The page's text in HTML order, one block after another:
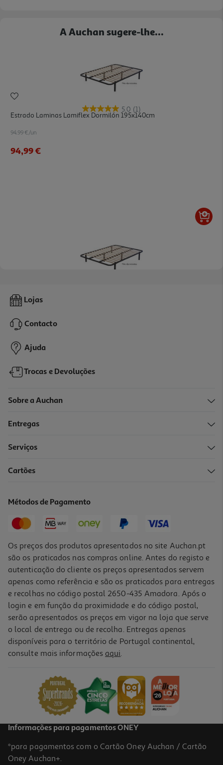
A Auchan sugere-lhe...
5.0 (1)
Estrado Laminas Lamiflex Dormilón 195x140cm
94.99 €/un
94,99 €
Estrado De Laminas Lamiflex Dormilón 183x88cm
69,99 €
Estrado De Laminas Lamiflex Dormilón 200x90cm
69,99 €
Lojas
Contacto
Ajuda
Trocas e Devoluções
Sobre a Auchan
Entregas
Serviços
Cartões
Métodos de Pagamento
Os preços dos produtos apresentados no site Auchan.pt
são os praticados nas compras online. Antes do registo e
autenticação do cliente os preços apresentados servem
apenas como referência e são os praticados para entregas
e recolhas no código postal 2650-435 Amadora. Após o
login e em função da proximidade e do código postal,
serão apresentados os preços em vigor na loja que serve
o local de entrega ou de recolha. Entregas apenas
disponíveis para o território de Portugal continental,
consulte mais informações aqui.
Informações para pagamentos ONEY
*para pagamentos com o Cartão Oney Auchan / Cartão
Oney Auchan+.